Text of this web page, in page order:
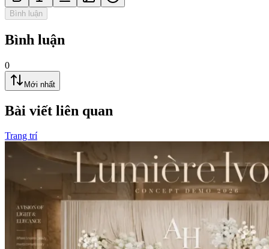
Bình luận
Bình luận
0
Mới nhất
Bài viết liên quan
Trang trí